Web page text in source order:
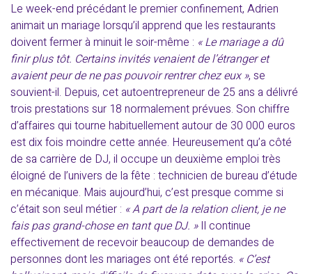
Le week-end précédant le premier confinement, Adrien
animait un mariage lorsqu’il apprend que les restaurants
doivent fermer à minuit le soir-même : « Le mariage a dû
finir plus tôt. Certains invités venaient de l’étranger et
avaient peur de ne pas pouvoir rentrer chez eux », se
souvient-il. Depuis, cet autoentrepreneur de 25 ans a délivré
trois prestations sur 18 normalement prévues. Son chiffre
d’affaires qui tourne habituellement autour de 30 000 euros
est dix fois moindre cette année. Heureusement qu’a côté
de sa carrière de DJ, il occupe un deuxième emploi très
éloigné de l’univers de la fête : technicien de bureau d’étude
en mécanique. Mais aujourd’hui, c’est presque comme si
c’était son seul métier : « A part de la relation client, je ne
fais pas grand-chose en tant que DJ. »Il continue
effectivement de recevoir beaucoup de demandes de
personnes dont les mariages ont été reportés. « C’est